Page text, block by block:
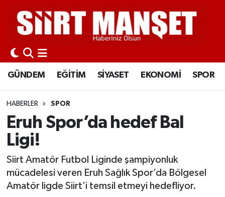
GÜNDEM EĞİTİM SİYASET EKONOMİ SPOR
HABERLER SPOR
Eruh Spor’da hedef Bal
Ligi!
Siirt Amatör Futbol Liginde şampiyonluk
mücadelesi veren Eruh Sağlık Spor’da Bölgesel
Amatör ligde Siirt’i temsil etmeyi hedefliyor.
GÜNDEM
EĞİTİM
SİYASET
EKONOMİ
SPOR
KÜLTÜR-SANAT
Siirt Nöbetçi Eczaneler
Siirt Hava Durumu
Siirt Namaz Vakitleri
Siirt Trafik Yoğunluk Haritası
Süper Lig Puan Durumu ve Fikstür
Son Dakika Haberleri